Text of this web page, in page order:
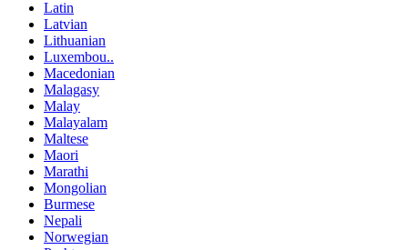
Latin
Latvian
Lithuanian
Luxembou..
Macedonian
Malagasy
Malay
Malayalam
Maltese
Maori
Marathi
Mongolian
Burmese
Nepali
Norwegian